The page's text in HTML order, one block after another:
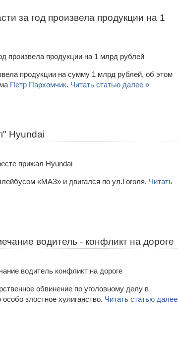
за год произвела продукции на 1
продукции на сумму 1 млрд рублей, об этом
Петр Пархомчик. Читать статью далее »
Hyundai
«MAЗ» и двигался по ул.Гоголя. Читать
водитель - конфликт на дороге
обвинение по уголовному делу в
злостное хулиганство. Читать статью далее